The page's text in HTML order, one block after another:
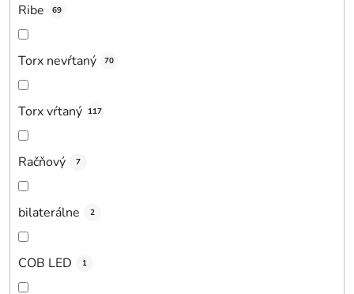
Ribe 69
Torx nevŕtaný 70
Torx vŕtaný 117
Račňový 7
bilaterálne 2
COB LED 1